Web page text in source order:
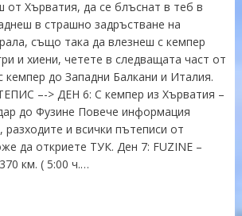
от Хърватия, да се блъснат в теб в
в страшно задръстване на
също така да влезнеш с кемпер
и хиени, четете в следващата част от
до Западни Балкани и Италия.
–-> ДЕН 6: С кемпер из Хърватия –
до Фузине Повече информация
и всички пътеписи от
да откриете ТУК. Ден 7: FUZINE –
км. ( 5:00 ч.…